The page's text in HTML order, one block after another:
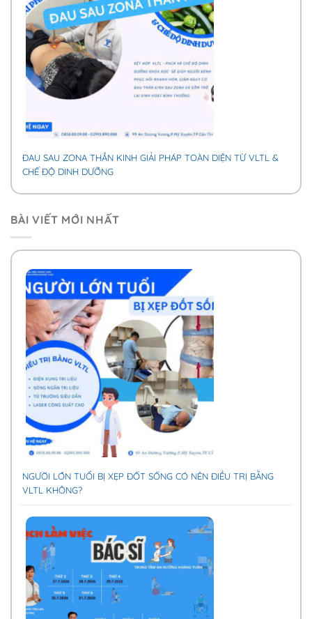
ĐAU SAU ZONA THẦN KINH GIẢI PHÁP TOÀN DIỆN TỪ VLTL &
CHẾ ĐỘ DINH DƯỠNG
BÀI VIẾT MỚI NHẤT
NGƯỜI LỚN TUỔI BỊ XẸP ĐỐT SỐNG CÓ NÊN ĐIỀU TRỊ BẰNG
VLTL KHÔNG?